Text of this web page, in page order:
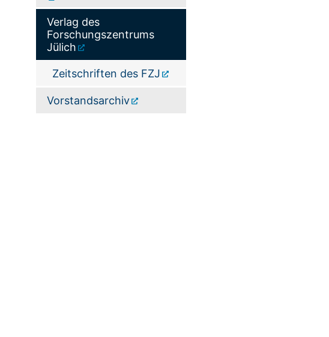
Verlag des
Forschungszentrums
Jülich
Zeitschriften des FZJ
Vorstandsarchiv